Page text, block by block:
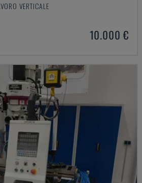
VERTICALE
10.000 €